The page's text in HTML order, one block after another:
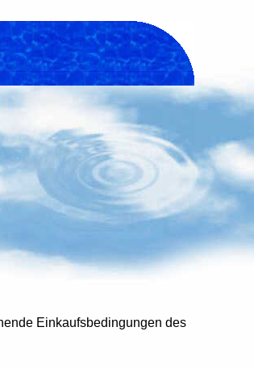
Einkaufsbedingungen des